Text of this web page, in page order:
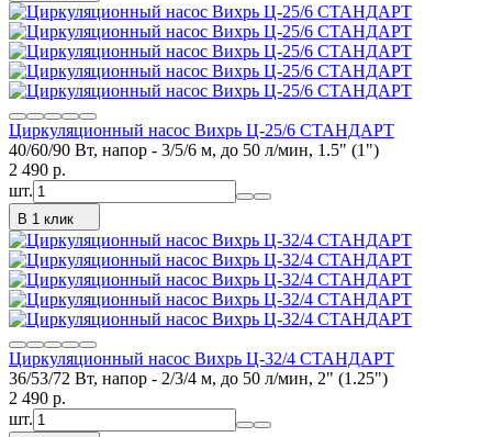
Циркуляционный насос Вихрь Ц-25/6 СТАНДАРТ
40/60/90 Вт, напор - 3/5/6 м, до 50 л/мин, 1.5" (1")
2 490 p.
шт.
В 1 клик
Циркуляционный насос Вихрь Ц-32/4 СТАНДАРТ
36/53/72 Вт, напор - 2/3/4 м, до 50 л/мин, 2" (1.25")
2 490 p.
шт.